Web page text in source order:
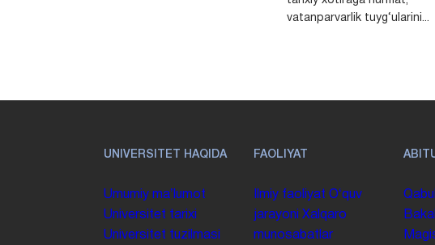
vatanparvarlik tuyg‘ularini...
UNIVERSITET HAQIDA
Umumiy maʼlumot
Universitet tarixi
Universitet tuzilmasi
FAOLIYAT
Ilmiy faoliyat Oʻquv
jarayoni Xalqaro
munosabatlar